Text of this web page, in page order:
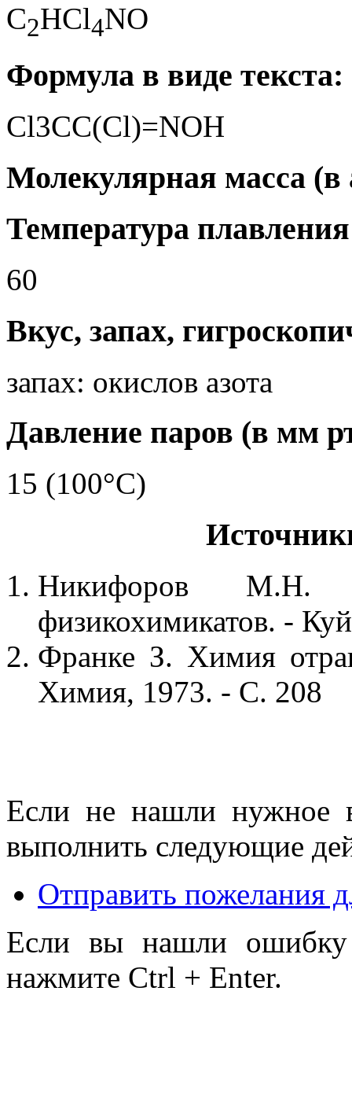
C2HCl4NO
Формула в виде текста:
Cl3CC(Cl)=NOH
Молекулярная масса (в
Температура
60
Вкус, запах,
запах: окислов азота
Давление паров (в мм
15 (100°C)
Никифоров М.Н.
физикохимикатов. -
Франке З. Химия
Химия, 1973. - С. 208
Если не нашли нужное
выполнить следующие
Отправить пожелания
Если вы нашли ошибку
нажмите Ctrl + Enter.